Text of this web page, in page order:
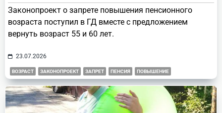
Законопроект о запрете повышения пенсионного
возраста поступил в ГД вместе с предложением
вернуть возраст 55 и 60 лет.
23.07.2026
ВОЗРАСТ ЗАКОНОПРОЕКТ ЗАПРЕТ ПЕНСИЯ ПОВЫШЕНИЕ